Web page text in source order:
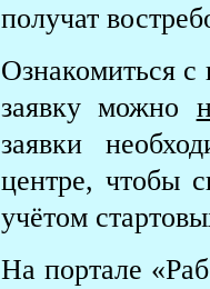
получат
Ознакомиться
заявку можно
заявки
центре, чтобы
учётом
На портале